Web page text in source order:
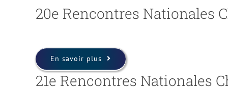
20e Rencontres Nationales
En savoir plus
21e Rencontres Nationales